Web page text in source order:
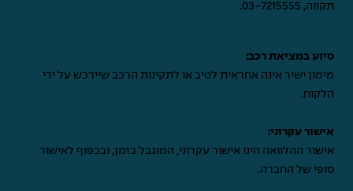
תקווה, 03-7215555
.
סיוע במציאת רכב:
מימון ישיר אינה אחראית לטיב או לתקינות הרכב שיירכש על ידי
הלקוח.
אישור עקרוני:
אישור ההלוואה הינו אישור עקרוני, המוגבל בזמן, ובכפוף לאישור
סופי של החברה.